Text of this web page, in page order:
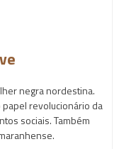
negra nordestina.
papel revolucionário da
sociais. Também